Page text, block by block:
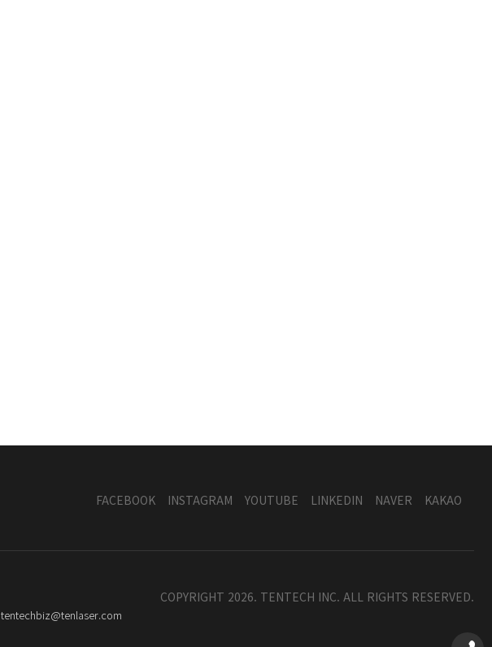
FACEBOOK INSTAGRAM YOUTUBE LINKEDIN NAVER KAKAO
tentechbiz@tenlaser.com
COPYRIGHT 2026. TENTECH INC. ALL RIGHTS RESERVED.